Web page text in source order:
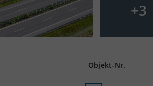
+3
Objekt-Nr.